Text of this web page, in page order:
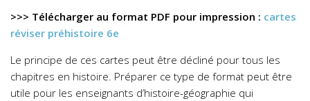
>>> Télécharger au format PDF pour impression : cartes
réviser préhistoire 6e
Le principe de ces cartes peut être décliné pour tous les
chapitres en histoire. Préparer ce type de format peut être
utile pour les enseignants d’histoire-géographie qui